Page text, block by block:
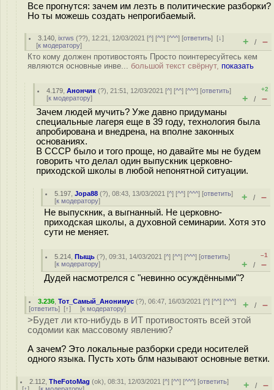
Все прогнутся: зачем им лезть в политические разборки?
Но ты можешь создать непрогибаемый.
3.140 ,ixrws (??), 12:21, 12/03/2021 [^] [^^] [^^^] [ответить][↓]
[к модератору] + / –
Кто кому должен противостоять Просто поинтересуйтесь кем
являются основные инве... большой текст свёрнут, показать
4.179 ,Анончик (?), 21:51, 12/03/2021 [^] [^^] [^^^] [ответить]
[к модератору]
+2
+ / –
Зачем людей мучить? Уже давно придуманы
специальные лагеря еще в 39 году, технология была
апробирована и внедрена, на вполне законных
основаниях.
В СССР было и того проще, но давайте мы не будем
говорить что делал один выпускник церковно-
приходской школы в любой непонятной ситуации.
5.197 ,Jopa88 (?), 08:43, 13/03/2021 [^] [^^] [^^^] [ответить]
[к модератору] + / –
Не выпускник, а выгнанный. Не церковно-
приходская школы, а духовной семинарии. Хотя это
сути не меняет.
5.214 ,Пыщь (?), 09:31, 14/03/2021 [^] [^^] [^^^] [ответить]
[к модератору]
–1
+ / –
Дудей насмотрелся с "невинно осуждёнными"?
3.236 ,Тот_Самый_Анонимус (?), 06:47, 16/03/2021 [^] [^^] [^^^]
[ответить] [↑] [к модератору] + / –
>Будет ли кто-нибудь в ИТ противостоять всей этой
coдомии как массовому явлению?
А зачем? Это локальные разборки среди носителей
одного языка. Пусть хоть блм называют основные ветки.
2.112 ,TheFotoMag (ok), 08:31, 12/03/2021 [^] [^^] [^^^] [ответить]
+ / –